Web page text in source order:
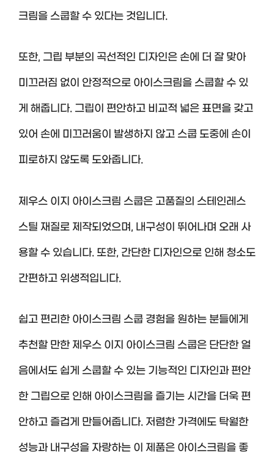
크림을 스쿱할 수 있다는 것입니다.
또한, 그립 부분의 곡선적인 디자인은 손에 더 잘 맞아
미끄러짐 없이 안정적으로 아이스크림을 스쿱할 수 있
게 해줍니다. 그립이 편안하고 비교적 넓은 표면을 갖고
있어 손에 미끄러움이 발생하지 않고 스쿱 도중에 손이
피로하지 않도록 도와줍니다.
제우스 이지 아이스크림 스쿱은 고품질의 스테인레스
스틸 재질로 제작되었으며, 내구성이 뛰어나며 오래 사
용할 수 있습니다. 또한, 간단한 디자인으로 인해 청소도
간편하고 위생적입니다.
쉽고 편리한 아이스크림 스쿱 경험을 원하는 분들에게
추천할 만한 제우스 이지 아이스크림 스쿱은 단단한 얼
음에서도 쉽게 스쿱할 수 있는 기능적인 디자인과 편안
한 그립으로 인해 아이스크림을 즐기는 시간을 더욱 편
안하고 즐겁게 만들어줍니다. 저렴한 가격에도 탁월한
성능과 내구성을 자랑하는 이 제품은 아이스크림을 좋